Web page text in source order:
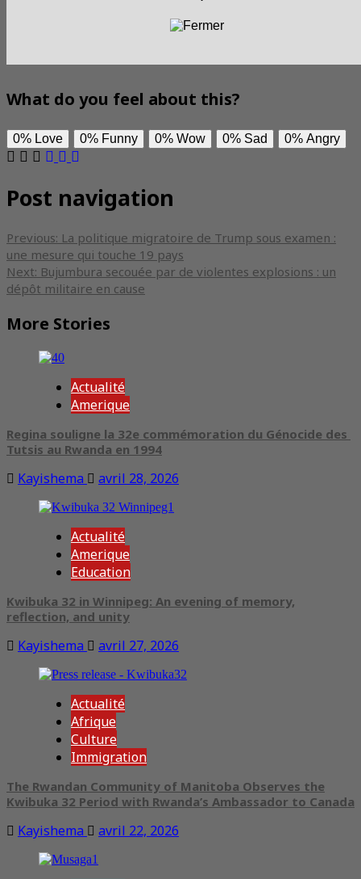
What do you feel about this?
0% Love 0% Funny 0% Wow 0% Sad 0% Angry
Post navigation
Previous: La politique migratoire de Trump sous examen :
une mesure qui touche 19 pays
Next: Bujumbura secouée par de violentes explosions : un
dépôt militaire en cause
More Stories
Actualité
Amerique
Regina souligne la 32e commémoration du Génocide des
Tutsis au Rwanda en 1994
Kayishema avril 28, 2026
Actualité
Amerique
Education
Kwibuka 32 in Winnipeg: An evening of memory,
reflection, and unity
Kayishema avril 27, 2026
Actualité
Afrique
Culture
Immigration
The Rwandan Community of Manitoba Observes the
Kwibuka 32 Period with Rwanda’s Ambassador to Canada
Kayishema avril 22, 2026